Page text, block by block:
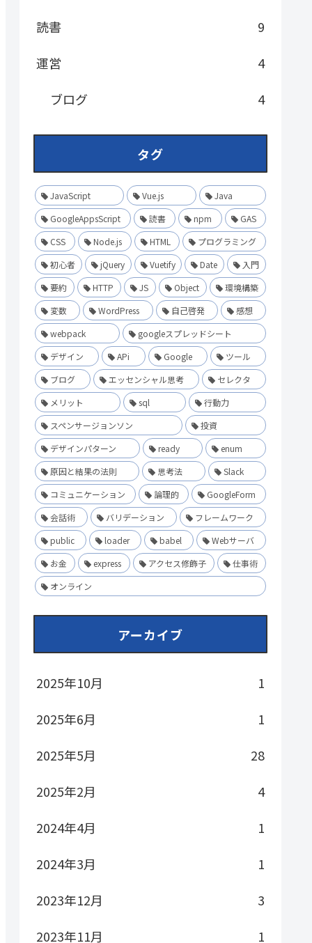
読書
9
運営
4
ブログ
4
タグ
JavaScript Vue.js
Java
GoogleAppsScript
読書 npm
GAS
CSS
Node.js HTML
プログラミング
初心者
jQuery Vuetify Date
入門
要約
HTTP JS Object
環境構築
変数
WordPress 自己啓発
感想
webpack
googleスプレッドシート
デザイン
APi Google
ツール
ブログ
エッセンシャル思考
セレクタ
メリット
sql
行動力
スペンサージョンソン
投資
デザインパターン
ready
enum
原因と結果の法則
思考法
Slack
コミュニケーション
論理的
GoogleForm
会話術
バリデーション
フレームワーク
public
loader babel
Webサーバ
お金
express アクセス修飾子
仕事術
オンライン
アーカイブ
2025年10月
1
2025年6月
1
2025年5月
28
2025年2月
4
2024年4月
1
2024年3月
1
2023年12月
3
2023年11月
1